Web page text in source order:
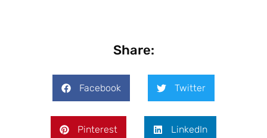
Share:
Facebook Twitter
Pinterest LinkedIn